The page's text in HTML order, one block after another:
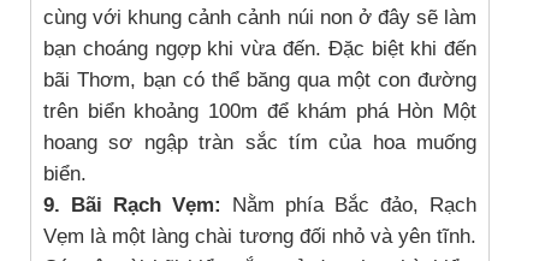
cùng với khung cảnh cảnh núi non ở đây sẽ làm
bạn choáng ngợp khi vừa đến. Đặc biệt khi đến
bãi Thơm, bạn có thể băng qua một con đường
trên biển khoảng 100m để khám phá Hòn Một
hoang sơ ngập tràn sắc tím của hoa muống
biển.
9. Bãi Rạch Vẹm:
Nằm phía Bắc đảo, Rạch
Vẹm là một làng chài tương đối nhỏ và yên tĩnh.